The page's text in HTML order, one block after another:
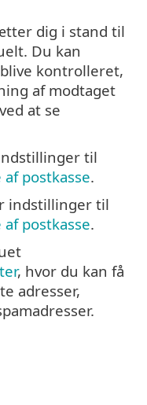
dig i stand til
Du kan
kontrolleret,
af modtaget
at se
til
postkasse.
indstillinger til
postkasse.
, hvor du kan få
adresser,